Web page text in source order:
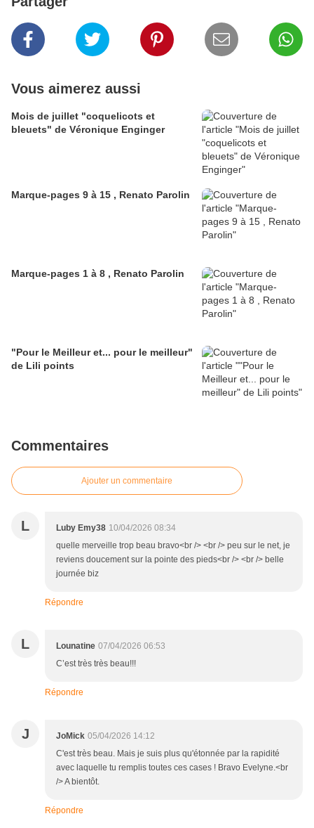
Vous aimerez aussi
Mois de juillet "coquelicots et
bleuets" de Véronique Enginger
Marque-pages 9 à 15 , Renato Parolin
Marque-pages 1 à 8 , Renato Parolin
"Pour le Meilleur et... pour le meilleur"
de Lili points
Commentaires
Ajouter un commentaire
L Luby Emy38 10/04/2026 08:34
quelle merveille trop beau bravo<br /> <br /> peu sur le net, je
reviens doucement sur la pointe des pieds<br /> <br /> belle
journée biz
Répondre
L Lounatine 07/04/2026 06:53
C’est très très beau!!!
Répondre
J JoMick 05/04/2026 14:12
C'est très beau. Mais je suis plus qu'étonnée par la rapidité
avec laquelle tu remplis toutes ces cases ! Bravo Evelyne.<br
/> A bientôt.
Répondre